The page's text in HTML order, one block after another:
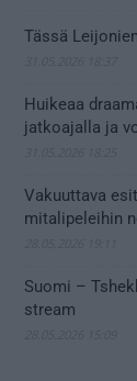
Tässä
Huikeaa
jatkoajalla ja
Vakuuttava
mitalipeleihin
Suomi –
stream